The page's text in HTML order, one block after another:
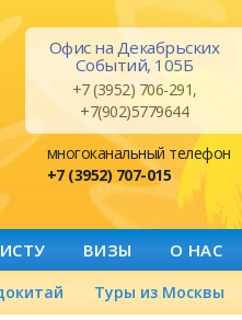
Офис на Декабрьских
Событий, 105Б
+7 (3952) 706-291,
+7(902)5779644
многоканальный телефон
+7 (3952) 707-015
ВИЗЫ О НАС
Туры из Москвы